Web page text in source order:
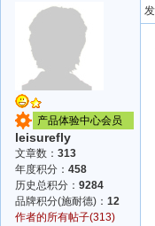
产品体验中心会员
leisurefly
文章数： 313
年度积分： 458
历史总积分： 9284
品牌积分(施耐德)： 12
作者的所有帖子(313)